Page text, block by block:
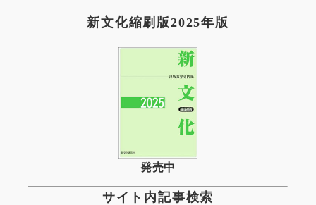
新文化縮刷版2025年版
発売中
サイト内記事検索